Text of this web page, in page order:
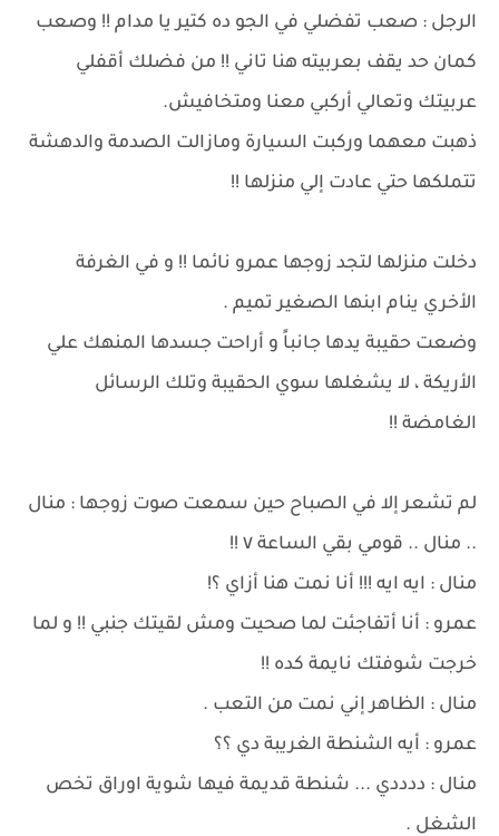
الرجل : صعب تفضلي في الجو ده كتير يا مدام !! وصعب
كمان حد يقف بعربيته هنا تاني !! من فضلك أقفلي
عربيتك وتعالي أركبي معنا ومتخافيش.
ذهبت معهما وركبت السيارة ومازالت الصدمة والدهشة
تتملكها حتي عادت إلي منزلها !!
دخلت منزلها لتجد زوجها عمرو نائما !! و في الغرفة
الأخري ينام ابنها الصغير تميم .
وضعت حقيبة يدها جانباً و أراحت جسدها المنهك علي
الأريكة ، لا يشغلها سوي الحقيبة وتلك الرسائل
الغامضة !!
لم تشعر إلا في الصباح حين سمعت صوت زوجها : منال
.. منال .. قومي بقي الساعة ٧ !!
منال : ايه ايه !!! أنا نمت هنا أزاي ؟!
عمرو : أنا أتفاجئت لما صحيت ومش لقيتك جنبي !! و لما
خرجت شوفتك نايمة كده !!
منال : الظاهر إني نمت من التعب .
عمرو : أيه الشنطة الغريبة دي ؟؟
منال : ددددي ... شنطة قديمة فيها شوية اوراق تخص
الشغل .